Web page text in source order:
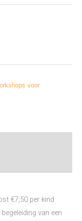
voor
€7,50 per kind
van een